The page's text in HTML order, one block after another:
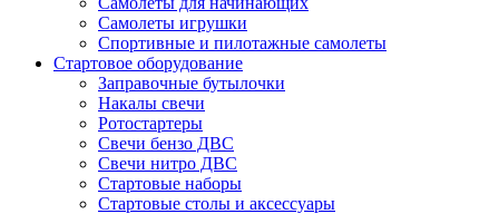
Самолеты игрушки
Спортивные и пилотажные самолеты
Стартовое оборудование
Заправочные бутылочки
Накалы свечи
Ротостартеры
Свечи бензо ДВС
Свечи нитро ДВС
Стартовые наборы
Стартовые столы и аксессуары